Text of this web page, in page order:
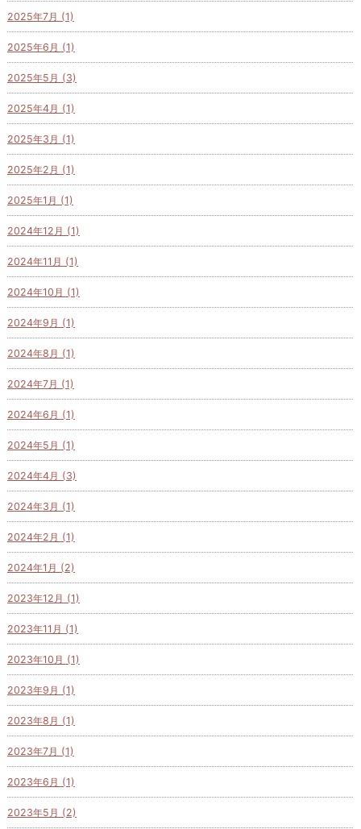
2025年7月 (1)
2025年6月 (1)
2025年5月 (3)
2025年4月 (1)
2025年3月 (1)
2025年2月 (1)
2025年1月 (1)
2024年12月 (1)
2024年11月 (1)
2024年10月 (1)
2024年9月 (1)
2024年8月 (1)
2024年7月 (1)
2024年6月 (1)
2024年5月 (1)
2024年4月 (3)
2024年3月 (1)
2024年2月 (1)
2024年1月 (2)
2023年12月 (1)
2023年11月 (1)
2023年10月 (1)
2023年9月 (1)
2023年8月 (1)
2023年7月 (1)
2023年6月 (1)
2023年5月 (2)